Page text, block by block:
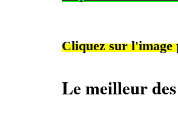
Cliquez sur l'image
Le meilleur